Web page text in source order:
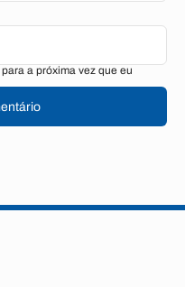
a próxima vez que eu